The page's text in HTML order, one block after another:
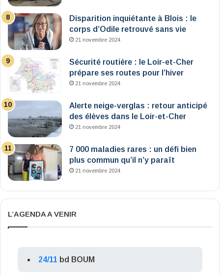
Disparition inquiétante à Blois : le
corps d’Odile retrouvé sans vie
21 novembre 2024
Sécurité routière : le Loir-et-Cher
prépare ses routes pour l’hiver
21 novembre 2024
Alerte neige-verglas : retour anticipé
des élèves dans le Loir-et-Cher
21 novembre 2024
7 000 maladies rares : un défi bien
plus commun qu’il n’y paraît
21 novembre 2024
L’AGENDA A VENIR
24/11 bd BOUM